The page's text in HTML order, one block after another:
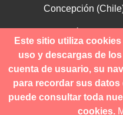
Concepción
Toda comunicación
a través del OJS.
Este sitio utiliza
uso y descargas de
cuenta de usuario, su
para recordar sus datos
puede consultar toda
cookies.